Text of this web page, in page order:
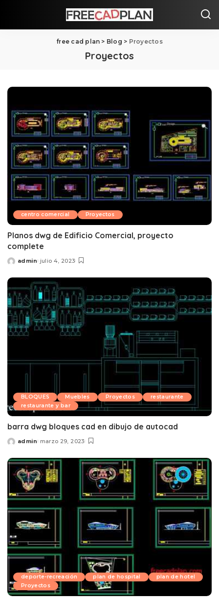
free cad plan > Blog > Proyectos
Proyectos
centro comercial Proyectos
Planos dwg de Edificio Comercial, proyecto
complete
Posted
admin julio 4, 2023
BLOQUES Muebles Proyectos
restaurante
restaurante y bar
barra dwg bloques cad en dibujo de autocad
Posted
admin marzo 29, 2023
deporte-recreación plan de hospital
plan de hotel
Proyectos